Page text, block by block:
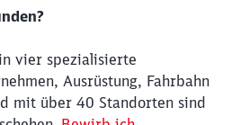
vier spezialisierte
Ausrüstung, Fahrbahn
mit über 40 Standorten sind